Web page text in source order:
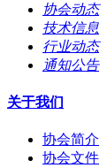
协会动态
技术信息
行业动态
通知公告
关于我们
协会简介
协会文件